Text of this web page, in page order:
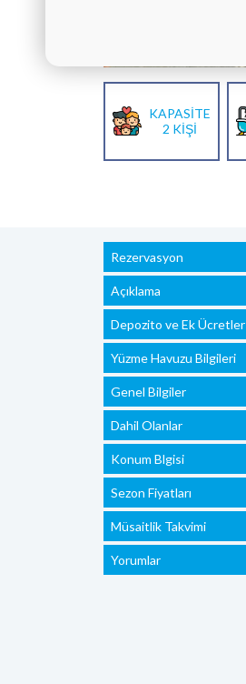
KAPASİTE
2 KİŞİ
Rezervasyon
Açıklama
Depozito ve Ek Ücretler
Yüzme Havuzu Bilgileri
Genel Bilgiler
Dahil Olanlar
Konum Blgisi
Sezon Fiyatları
Müsaitlik Takvimi
Yorumlar